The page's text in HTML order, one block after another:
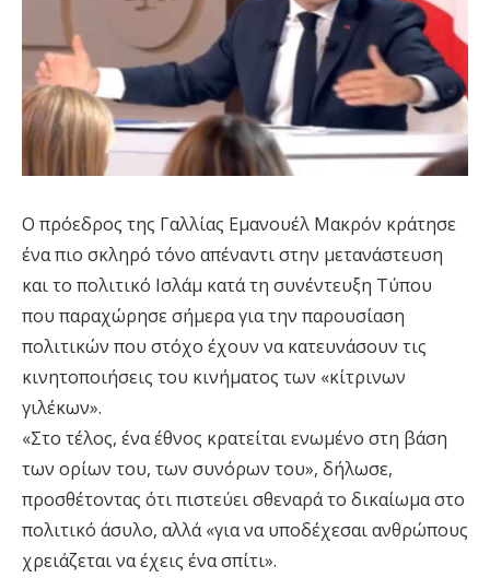
Ο πρόεδρος της Γαλλίας Εμανουέλ Μακρόν κράτησε
ένα πιο σκληρό τόνο απέναντι στην μετανάστευση
και το πολιτικό Ισλάμ κατά τη συνέντευξη Τύπου
που παραχώρησε σήμερα για την παρουσίαση
πολιτικών που στόχο έχουν να κατευνάσουν τις
κινητοποιήσεις του κινήματος των «κίτρινων
γιλέκων».
«Στο τέλος, ένα έθνος κρατείται ενωμένο στη βάση
των ορίων του, των συνόρων του», δήλωσε,
προσθέτοντας ότι πιστεύει σθεναρά το δικαίωμα στο
πολιτικό άσυλο, αλλά «για να υποδέχεσαι ανθρώπους
χρειάζεται να έχεις ένα σπίτι».